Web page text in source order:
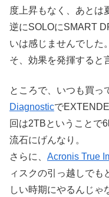
度上昇もなく、あとは
逆にSOLOにSMART
いは感じませんでした
そ、効果を発揮すると
ところで、いつも買っ
Diagnosticで
回は2TBということで
流石にげんなり。
さらに、 Acronis True
ィスクの引っ越しでも
しい時期にやるんじゃ